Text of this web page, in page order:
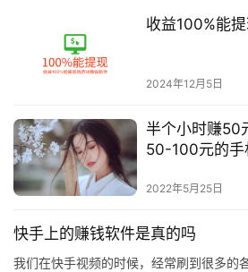
收益100%能
2024年12月5日
半个小时赚50
50-100元的手
2022年5月25日
快手上的赚钱软件是真的吗
我们在快手视频的时候，经常刷到很多的